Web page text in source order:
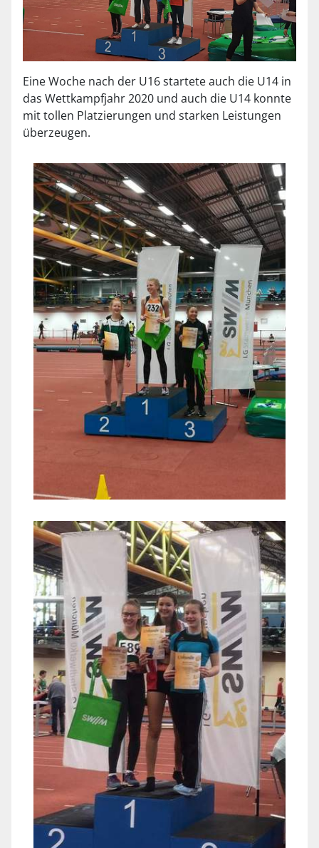
Eine Woche nach der U16 startete auch die U14 in
das Wettkampfjahr 2020 und auch die U14 konnte
mit tollen Platzierungen und starken Leistungen
überzeugen.